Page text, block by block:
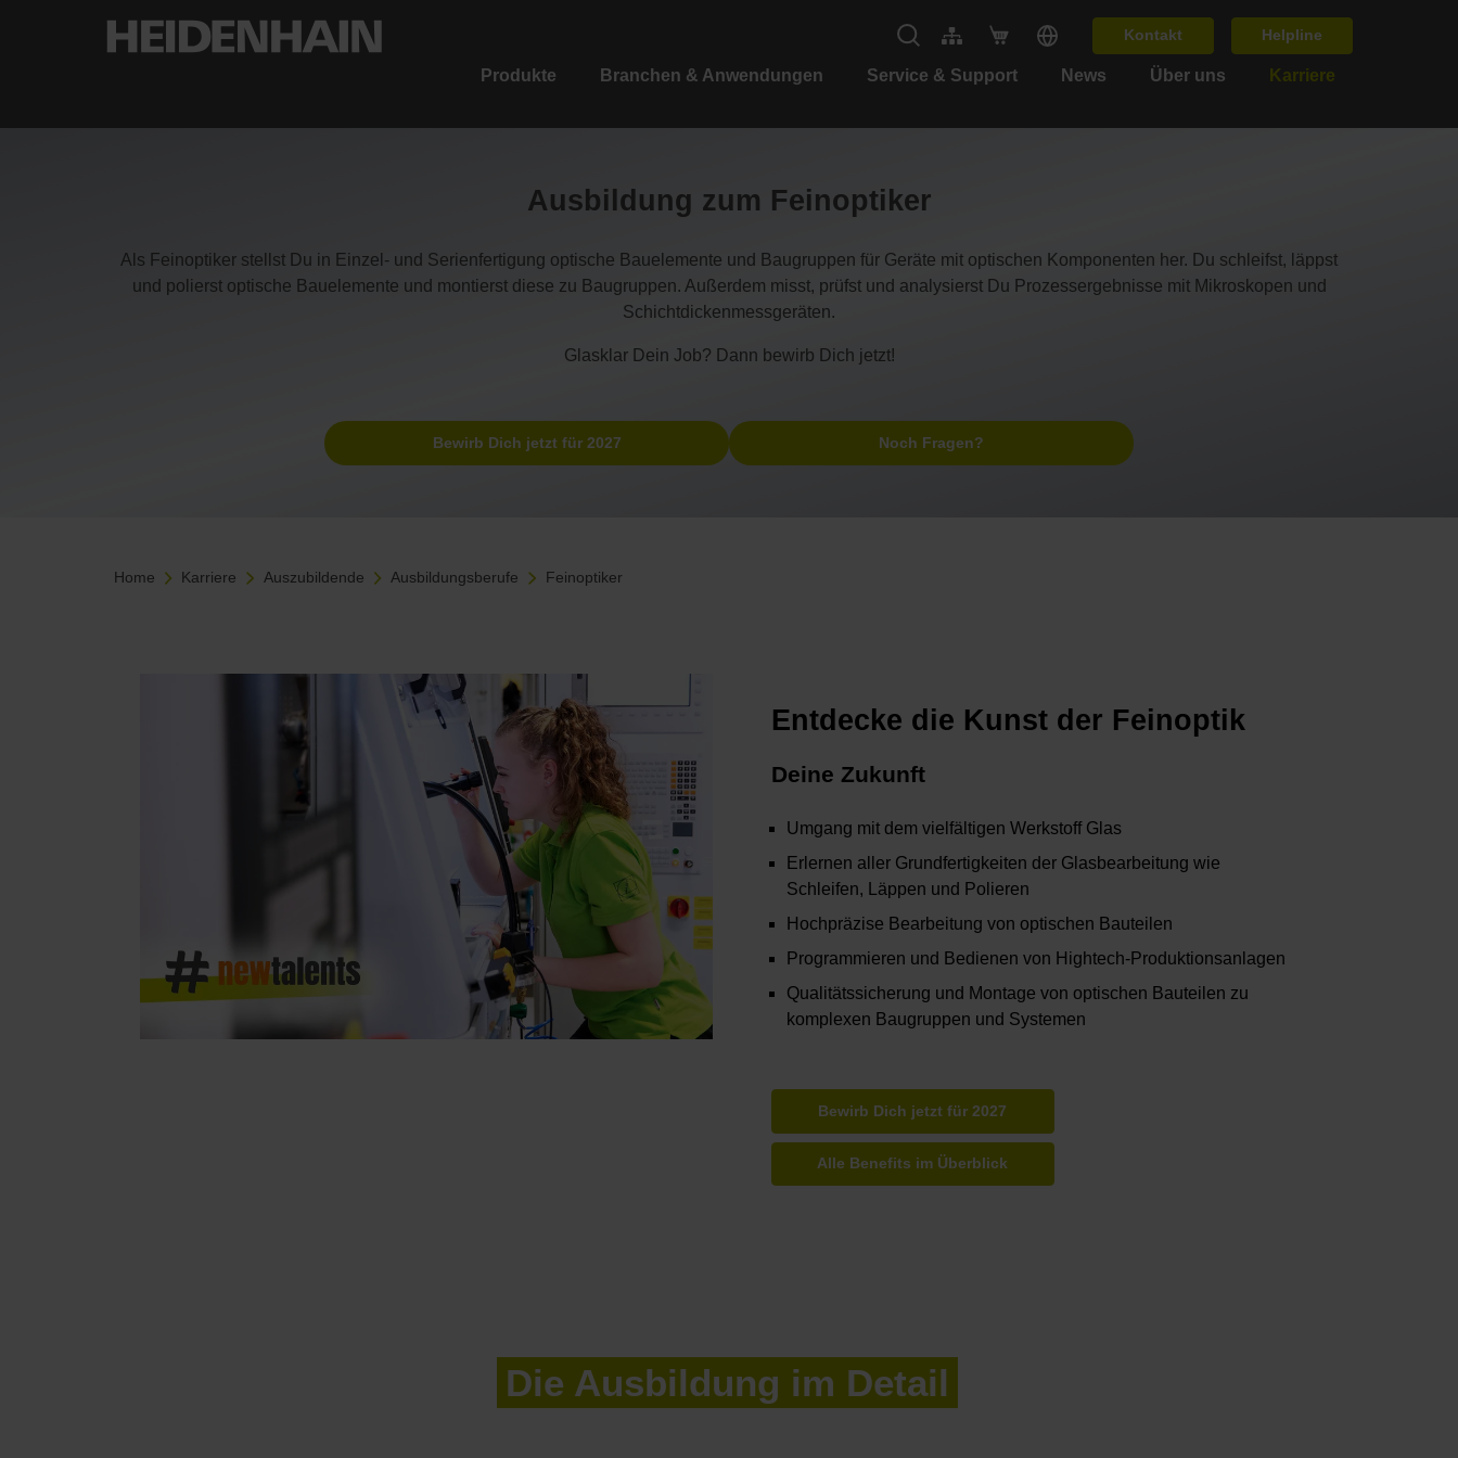
Kontakt Helpline
Produkte Branchen & Anwendungen Service & Support News Über uns Karriere
Ausbildung zum Feinoptiker
Als Feinoptiker stellst Du in Einzel- und Serienfertigung optische Bauelemente und Baugruppen für Geräte mit optischen Komponenten her. Du schleifst, läppst
und polierst optische Bauelemente und montierst diese zu Baugruppen. Außerdem misst, prüfst und analysierst Du Prozessergebnisse mit Mikroskopen und
Schichtdickenmessgeräten.
Glasklar Dein Job? Dann bewirb Dich jetzt!
Bewirb Dich jetzt für 2027 Noch Fragen?
Home Karriere Auszubildende Ausbildungsberufe Feinoptiker
Entdecke die Kunst der Feinoptik
Deine Zukunft
Umgang mit dem vielfältigen Werkstoff Glas
Erlernen aller Grundfertigkeiten der Glasbearbeitung wie
Schleifen, Läppen und Polieren
Hochpräzise Bearbeitung von optischen Bauteilen
Programmieren und Bedienen von Hightech-Produktionsanlagen
Qualitätssicherung und Montage von optischen Bauteilen zu
komplexen Baugruppen und Systemen
Bewirb Dich jetzt für 2027
Alle Benefits im Überblick
Die Ausbildung im Detail